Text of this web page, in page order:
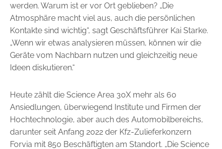
werden. Warum ist er vor Ort geblieben? „Die
Atmosphäre macht viel aus, auch die persönlichen
Kontakte sind wichtig“, sagt Geschäftsführer Kai ­Starke.
„Wenn wir etwas analysieren müssen, können wir die
Geräte vom Nachbarn nutzen und gleichzeitig neue
Ideen diskutieren.“
Heute zählt die Science Area 30X mehr als 60
Ansiedlungen, überwiegend Institute und Firmen der
Hochtechnologie, aber auch des ­Automobilbereichs,
darunter seit Anfang 2022 der Kfz-Zulieferkonzern
Forvia mit 850 Beschäftigten am Standort. „Die Science